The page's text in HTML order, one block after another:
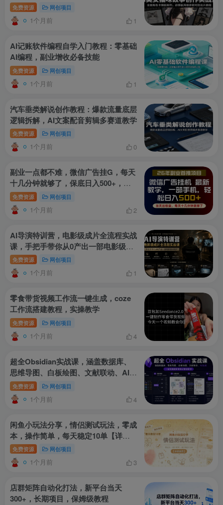
效出片教学
免费资源 网创项目
1个月前 1
AI记账软件编程自学入门教程：零基础
AI编程，副业增收必备技能
免费资源 网创项目
1个月前 1
汽车垂类解说创作教程：爆款流量底层
逻辑拆解，AI文案配音剪辑多赛道教学
免费资源 网创项目
1个月前 0
副业一点都不难，微信广告挂G，每天
十几分钟就够了，保底日入500+，长
期稳定【揭秘】
免费资源 网创项目
1个月前 2
AI导演特训营，电影级成片全流程实战
课，手把手带你从0产出一部电影级AI
短片
免费资源 网创项目
1个月前 1
零食带货视频工作流一键生成，coze
工作流搭建教程，实操教学
免费资源 网创项目
1个月前 4
超全Obsidian实战课，涵盖数据库、
思维导图、白板绘图、文献联动、AI生
成，一站式搞定所有知识管理需求
免费资源 网创项目
1个月前 4
闲鱼小玩法分享，情侣测试玩法，零成
本，操作简单，每天稳定10单【详细
教程】
免费资源 网创项目
1个月前 3
店群矩阵自动化打法，新平台当天
300+，长期项目，保姆级教程